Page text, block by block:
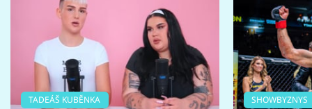
TADEÁŠ KUBĚNKA SHOWBYZNYS